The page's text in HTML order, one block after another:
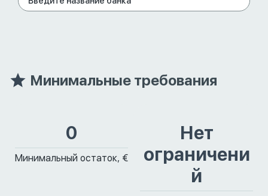
Минимальные требования
0
Минимальный остаток, €
Нет
ограничени
й